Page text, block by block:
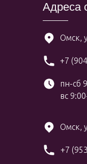
Адреса
+7
пн-сб
вс
Омск,
+7
Омск,